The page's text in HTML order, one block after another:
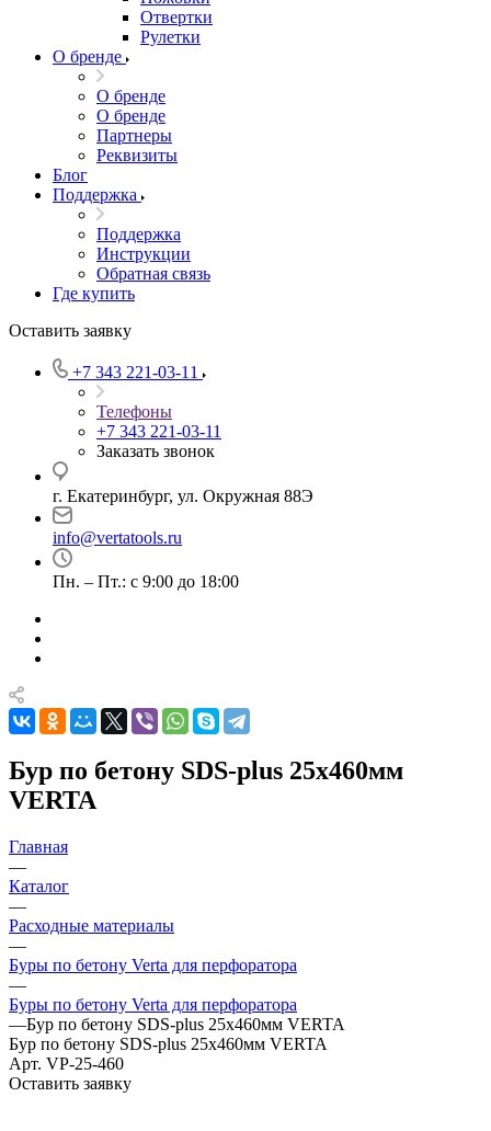
Отвертки
Рулетки
О бренде
О бренде
О бренде
Партнеры
Реквизиты
Блог
Поддержка
Поддержка
Инструкции
Обратная связь
Где купить
Оставить заявку
+7 343 221-03-11
Телефоны
+7 343 221-03-11
Заказать звонок
г. Екатеринбург, ул. Окружная 88Э
info@vertatools.ru
Пн. – Пт.: с 9:00 до 18:00
Бур по бетону SDS-plus 25х460мм
VERTA
Главная
—
Каталог
—
Расходные материалы
—
Буры по бетону Verta для перфоратора
—
Буры по бетону Verta для перфоратора
—Бур по бетону SDS-plus 25х460мм VERTA
Бур по бетону SDS-plus 25х460мм VERTA
Арт. VP-25-460
Оставить заявку